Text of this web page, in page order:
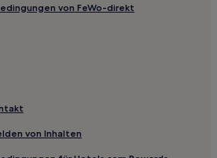
Calais
Berck-sur-Mer
Le Crotoy
von FeWo-direkt
von Inhalten